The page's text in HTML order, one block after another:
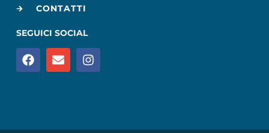
CONTATTI
SEGUICI SOCIAL